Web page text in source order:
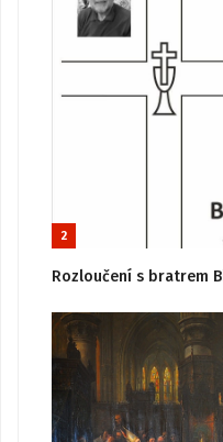
2
Rozloučení s bratrem